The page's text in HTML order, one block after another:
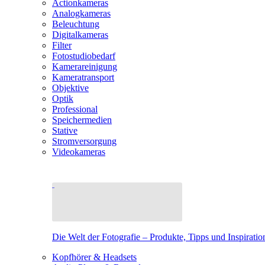
Actionkameras
Analogkameras
Beleuchtung
Digitalkameras
Filter
Fotostudiobedarf
Kamerareinigung
Kameratransport
Objektive
Optik
Professional
Speichermedien
Stative
Stromversorgung
Videokameras
Die Welt der Fotografie – Produkte, Tipps und
Kopfhörer & Headsets